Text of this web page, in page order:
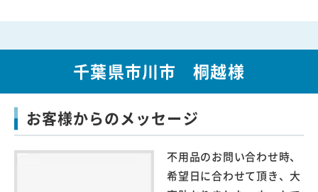
千葉県市川市 桐越様
お客様からのメッセージ
不用品のお問い合わせ時、
希望日に合わせて頂き、大